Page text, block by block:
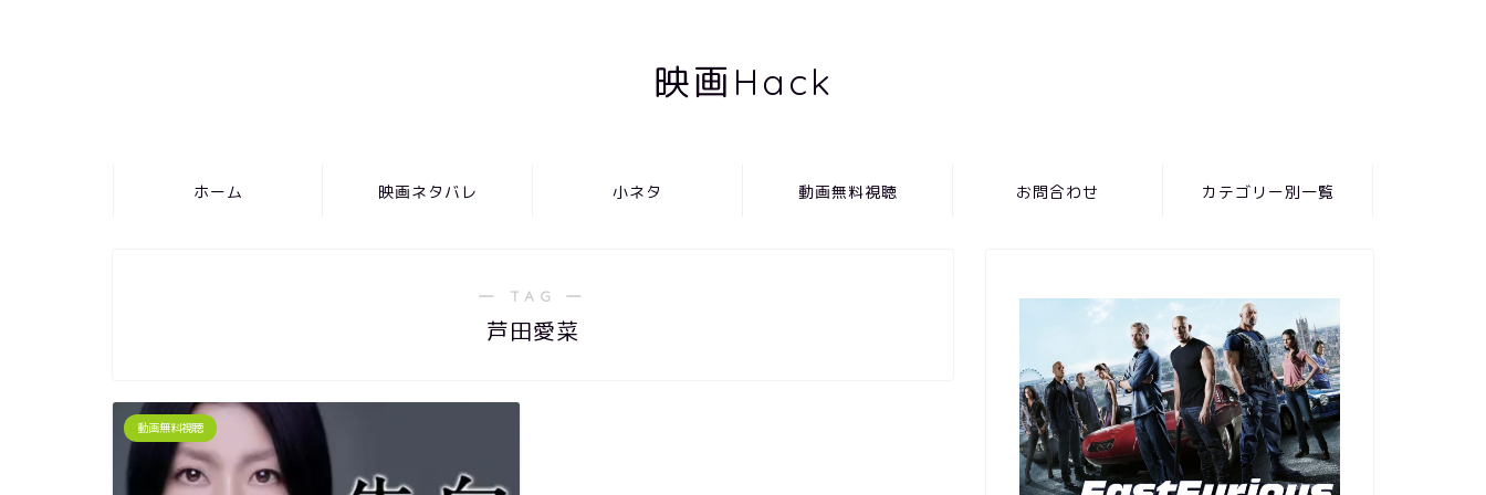
映画Hack
ホーム 映画ネタバレ 小ネタ 動画無料視聴 お問合わせ カテゴリー別一覧
― TAG ―
芦田愛菜
動画無料視聴